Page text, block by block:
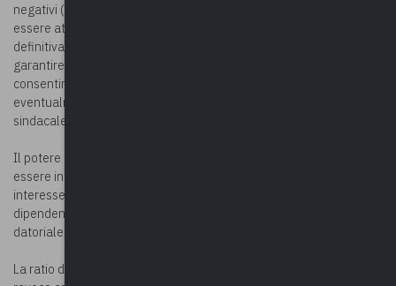
negativi (co. 3). Il successivo comma dispone che, in tal caso, deve
essere attivata una procedura di contestazione, prima della
definitiva formalizzazione della valutazione non positiva, per
garantire il necessario contraddittorio sulle contestazioni e
consentire al dipendente di fornire le proprie valutazioni e di
eventualmente avvalersi dell’assistenza di un’organizzazione
sindacale (art. 9, co. 4).
Il potere discrezionale del datore di lavoro pubblico non deve
essere inteso come potere autoritativo, tale da degradare ad
interesse legittimo la posizione soggettiva del pubblico
dipendente o di porlo in condizione di mera soggezione al potere
datoriale, tanto più quando dalla scelta si passi alla revoca.
La ratio della disposizione contrattuale citata, nel prevedere la